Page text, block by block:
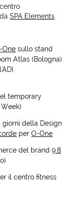
daSPA Elements
One sullo stand
Atlas (Bologna)
temporary
giorni della Design
perO-One
del brand9.8
il centro fitness